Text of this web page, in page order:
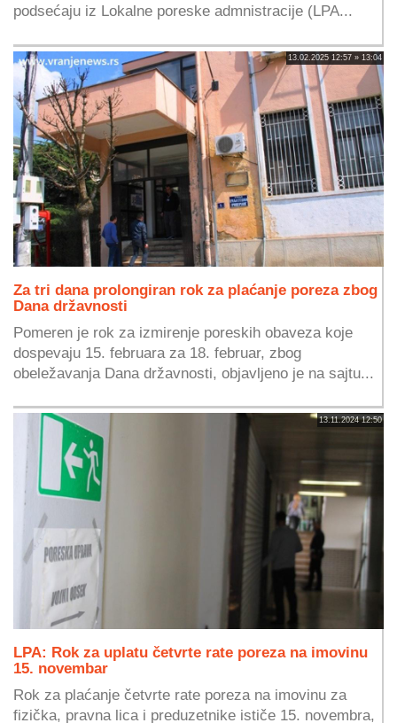
podsećaju iz Lokalne poreske admnistracije (LPA...
13.02.2025 12:57 » 13:04
Za tri dana prolongiran rok za plaćanje poreza zbog
Dana državnosti
Pomeren je rok za izmirenje poreskih obaveza koje
dospevaju 15. februara za 18. februar, zbog
obeležavanja Dana državnosti, objavljeno je na sajtu...
13.11.2024 12:50
LPA: Rok za uplatu četvrte rate poreza na imovinu
15. novembar
Rok za plaćanje četvrte rate poreza na imovinu za
fizička, pravna lica i preduzetnike ističe 15. novembra,